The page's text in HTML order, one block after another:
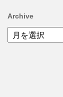
Archive
Archive